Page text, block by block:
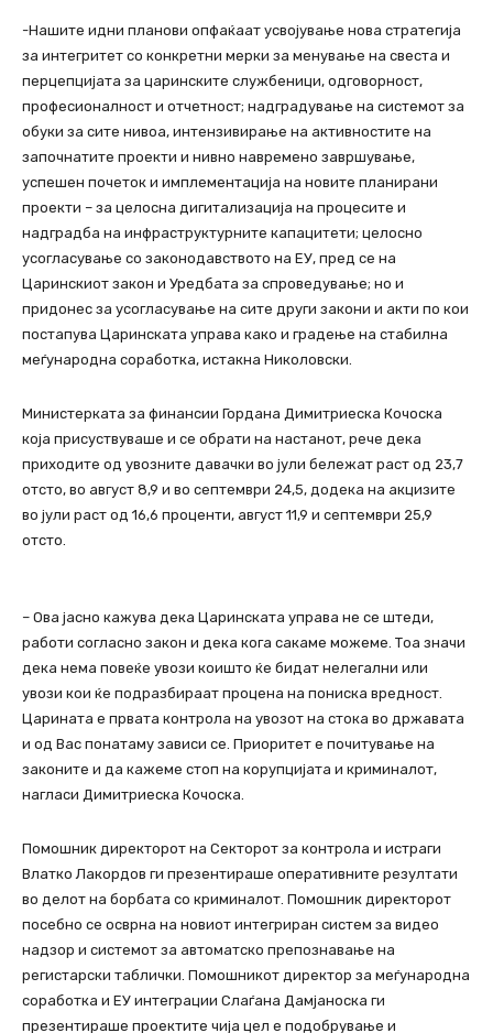
-Нашите идни планови опфаќаат усвојување нова стратегија
за интегритет со конкретни мерки за менување на свеста и
перцепцијата за царинските службеници, одговорност,
професионалност и отчетност; надградување на системот за
обуки за сите нивоа, интензивирање на активностите на
започнатите проекти и нивно навремено завршување,
успешен почеток и имплементација на новите планирани
проекти – за целосна дигитализација на процесите и
надградба на инфраструктурните капацитети; целосно
усогласување со законодавството на ЕУ, пред се на
Царинскиот закон и Уредбата за спроведување; но и
придонес за усогласување на сите други закони и акти по кои
постапува Царинската управа како и градење на стабилна
меѓународна соработка, истакна Николовски.
Министерката за финансии Гордана Димитриеска Кочоска
која присуствуваше и се обрати на настанот, рече дека
приходите од увозните давачки во јули бележат раст од 23,7
отсто, во август 8,9 и во септември 24,5, додека на акцизите
во јули раст од 16,6 проценти, август 11,9 и септември 25,9
отсто.
– Ова јасно кажува дека Царинската управа не се штеди,
работи согласно закон и дека кога сакаме можеме. Тоа значи
дека нема повеќе увози коишто ќе бидат нелегални или
увози кои ќе подразбираат процена на пониска вредност.
Царината е првата контрола на увозот на стока во државата
и од Вас понатаму зависи се. Приоритет е почитување на
законите и да кажеме стоп на корупцијата и криминалот,
нагласи Димитриеска Кочоска.
Помошник директорот на Секторот за контрола и истраги
Влатко Лакордов ги презентираше оперативните резултати
во делот на борбата со криминалот. Помошник директорот
посебно се осврна на новиот интегриран систем за видео
надзор и системот за автоматско препознавање на
регистарски таблички. Помошникот директор за меѓународна
соработка и ЕУ интеграции Слаѓана Дамјаноска ги
презентираше проектите чија цел е подобрување и